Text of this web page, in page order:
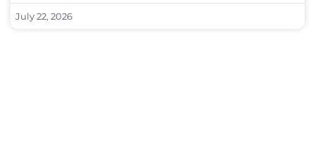
July 22, 2026